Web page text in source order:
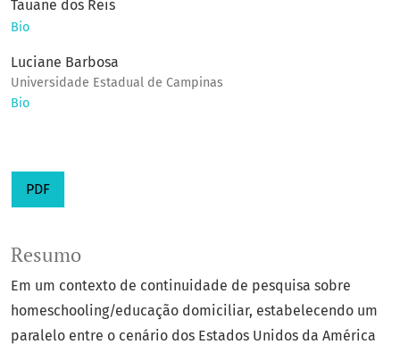
Tauane dos Reis
Bio
Luciane Barbosa
Universidade Estadual de Campinas
Bio
PDF
Resumo
Em um contexto de continuidade de pesquisa sobre
homeschooling/educação domiciliar, estabelecendo um
paralelo entre o cenário dos Estados Unidos da América